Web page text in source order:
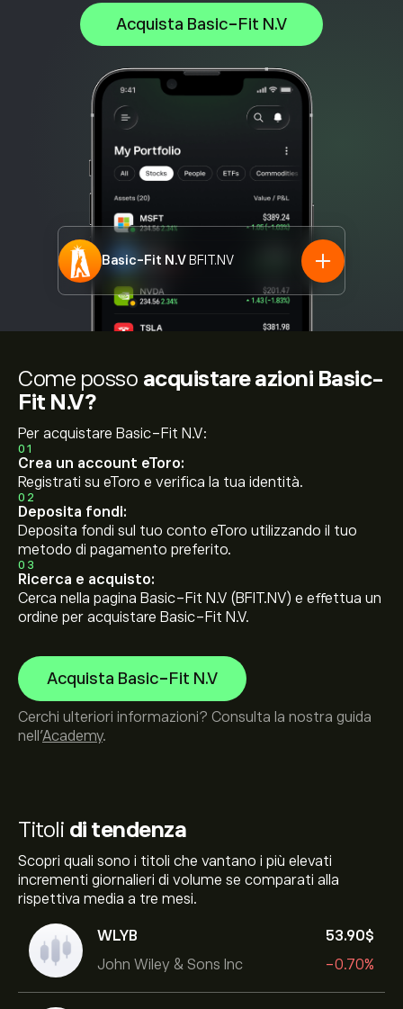
Acquista Basic-Fit N.V
Basic-Fit N.V BFIT.NV
Titoli di tendenza
Scopri quali sono i titoli che vantano i più elevati
incrementi giornalieri di volume se comparati alla
rispettiva media a tre mesi.
WLYB
John Wiley & Sons Inc
53.90‎$‎
-0.70%
Come posso acquistare azioni Basic-
Fit N.V?
Per acquistare Basic-Fit N.V:
01
Crea un account eToro:
Registrati su eToro e verifica la tua identità.
02
Deposita fondi:
Deposita fondi sul tuo conto eToro utilizzando il tuo
metodo di pagamento preferito.
03
Ricerca e acquisto:
Cerca nella pagina Basic-Fit N.V (BFIT.NV) e effettua un
ordine per acquistare Basic-Fit N.V.
Acquista Basic-Fit N.V
Cerchi ulteriori informazioni? Consulta la nostra guida
nell’Academy.